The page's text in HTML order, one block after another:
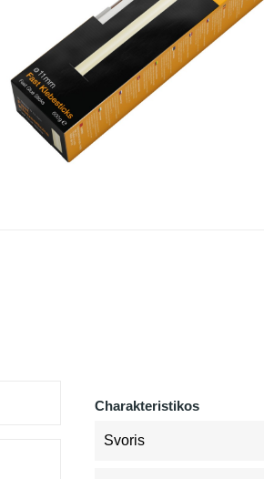
Charakteristikos
Svoris